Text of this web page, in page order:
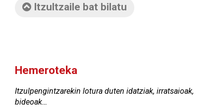
Itzultzaile bat bilatu
Hemeroteka
Itzulpengintzarekin lotura duten idatziak, irratsaioak,
bideoak…